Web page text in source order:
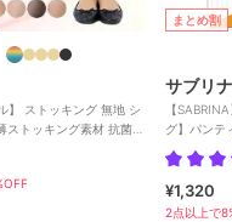
】 ストッキング 無地 シ
トッキング素材 抗菌防
まとめ割
サブリナ
【
グ】パンテ
つま先補強
¥1,320
2点以上で